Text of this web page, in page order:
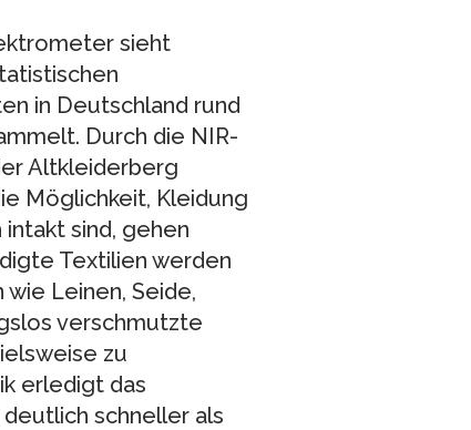
sieht
in Deutschland rund
Durch die NIR-
Altkleiderberg
Möglichkeit, Kleidung
sind, gehen
Textilien werden
Leinen, Seide,
verschmutzte
zu
erledigt das
schneller als